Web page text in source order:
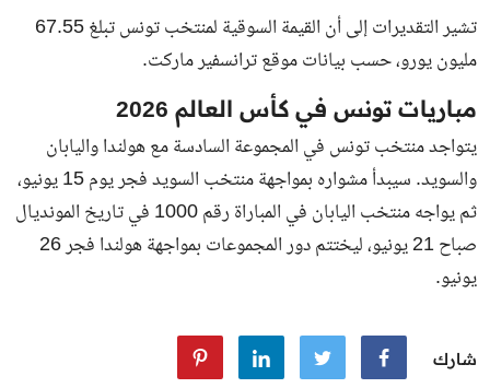
تشير التقديرات إلى أن القيمة السوقية لمنتخب تونس تبلغ 67.55
مليون يورو، حسب بيانات موقع ترانسفير ماركت.
مباريات تونس في كأس العالم 2026
يتواجد منتخب تونس في المجموعة السادسة مع هولندا واليابان
والسويد. سيبدأ مشواره بمواجهة منتخب السويد فجر يوم 15 يونيو،
ثم يواجه منتخب اليابان في المباراة رقم 1000 في تاريخ المونديال
صباح 21 يونيو، ليختتم دور المجموعات بمواجهة هولندا فجر 26
يونيو.
شارك